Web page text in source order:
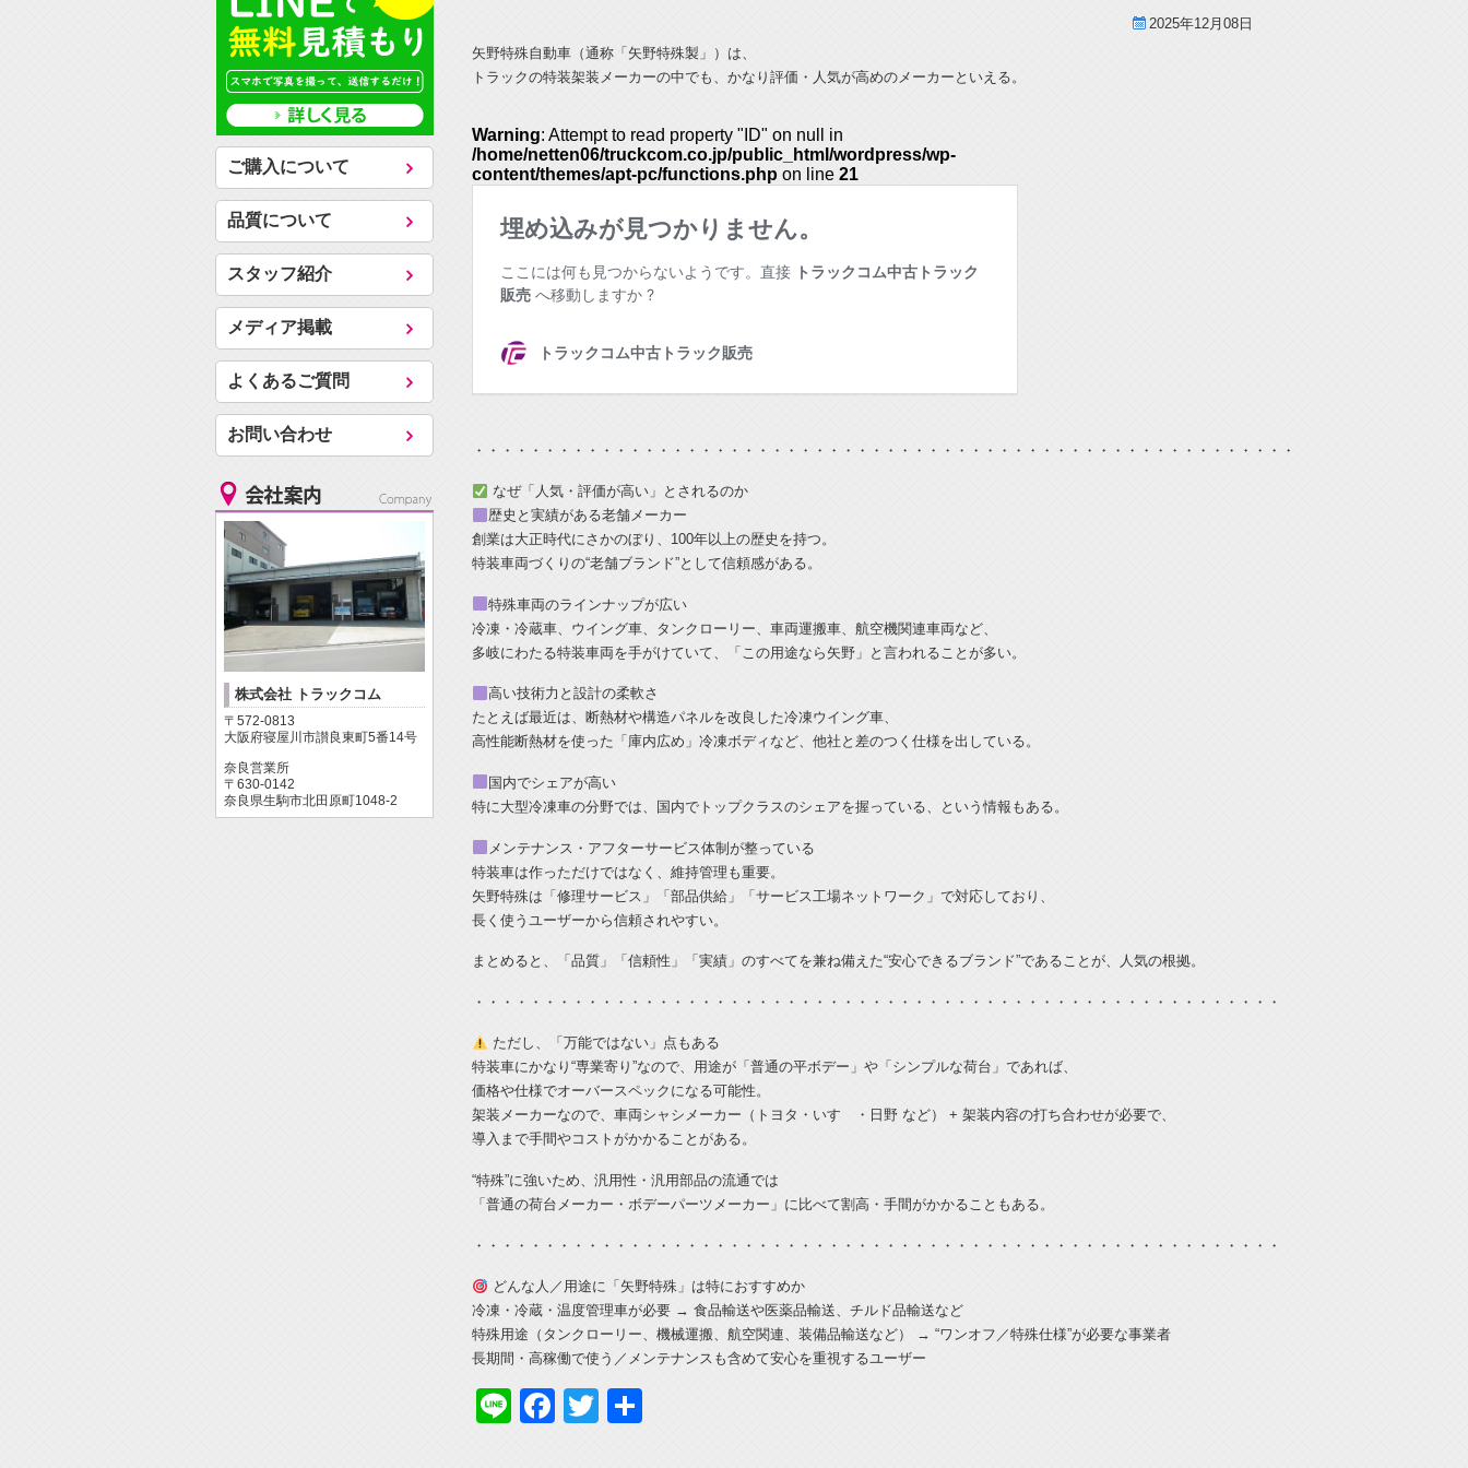
2025年12月08日
矢野特殊自動車（通称「矢野特殊製」）は、
トラックの特装架装メーカーの中でも、かなり評価・人気が高めのメーカーといえる。
・・・・・・・・・・・・・・・・・・・・・・・・・・・・・・・・・・・・・・・・・・・・・・・・・・・・・・・・・・
なぜ「人気・評価が高い」とされるのか
歴史と実績がある老舗メーカー
創業は大正時代にさかのぼり、100年以上の歴史を持つ。
特装車両づくりの“老舗ブランド”として信頼感がある。
特殊車両のラインナップが広い
冷凍・冷蔵車、ウイング車、タンクローリー、車両運搬車、航空機関連車両など、
多岐にわたる特装車両を手がけていて、「この用途なら矢野」と言われることが多い。
高い技術力と設計の柔軟さ
たとえば最近は、断熱材や構造パネルを改良した冷凍ウイング車、
高性能断熱材を使った「庫内広め」冷凍ボディなど、他社と差のつく仕様を出している。
国内でシェアが高い
特に大型冷凍車の分野では、国内でトップクラスのシェアを握っている、という情報もある。
メンテナンス・アフターサービス体制が整っている
特装車は作っただけではなく、維持管理も重要。
矢野特殊は「修理サービス」「部品供給」「サービス工場ネットワーク」で対応しており、
長く使うユーザーから信頼されやすい。
まとめると、「品質」「信頼性」「実績」のすべてを兼ね備えた“安心できるブランド”であることが、人気の根拠。
・・・・・・・・・・・・・・・・・・・・・・・・・・・・・・・・・・・・・・・・・・・・・・・・・・・・・・・・・
ただし、「万能ではない」点もある
特装車にかなり“専業寄り”なので、用途が「普通の平ボデー」や「シンプルな荷台」であれば、
価格や仕様でオーバースペックになる可能性。
架装メーカーなので、車両シャシメーカー（トヨタ・いすゞ・日野 など） + 架装内容の打ち合わせが必要で、
導入まで手間やコストがかかることがある。
“特殊”に強いため、汎用性・汎用部品の流通では
「普通の荷台メーカー・ボデーパーツメーカー」に比べて割高・手間がかかることもある。
・・・・・・・・・・・・・・・・・・・・・・・・・・・・・・・・・・・・・・・・・・・・・・・・・・・・・・・・・
どんな人／用途に「矢野特殊」は特におすすめか
冷凍・冷蔵・温度管理車が必要 → 食品輸送や医薬品輸送、チルド品輸送など
特殊用途（タンクローリー、機械運搬、航空関連、装備品輸送など） → “ワンオフ／特殊仕様”が必要な事業者
長期間・高稼働で使う／メンテナンスも含めて安心を重視するユーザー
LineFacebook
Twitter
ご購入について
品質について
スタッフ紹介
メディア掲載
よくあるご質問
お問い合わせ
株式会社 トラックコム
〒572-0813
大阪府寝屋川市讃良東町5番14号
奈良営業所
〒630-0142
奈良県生駒市北田原町1048-2